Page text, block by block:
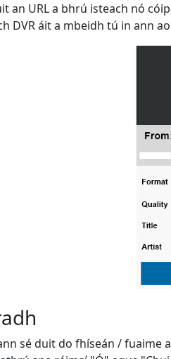
an URL a bhrú isteach nó
DVR áit a mbeidh tú in ann
sé duit do fhíseán / fuaime